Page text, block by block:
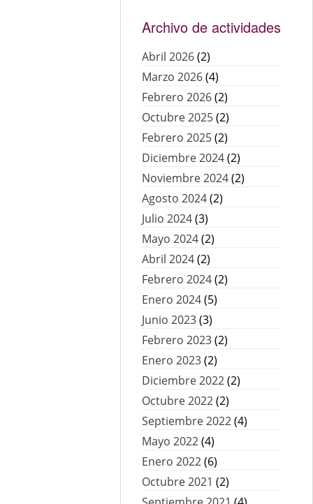
Archivo de actividades
Abril 2026(2)
Marzo 2026(4)
Febrero 2026(2)
Octubre 2025(2)
Febrero 2025(2)
Diciembre 2024(2)
Noviembre 2024(2)
Agosto 2024(2)
Julio 2024(3)
Mayo 2024(2)
Abril 2024(2)
Febrero 2024(2)
Enero 2024(5)
Junio 2023(3)
Febrero 2023(2)
Enero 2023(2)
Diciembre 2022(2)
Octubre 2022(2)
Septiembre 2022(4)
Mayo 2022(4)
Enero 2022(6)
Octubre 2021 (2)